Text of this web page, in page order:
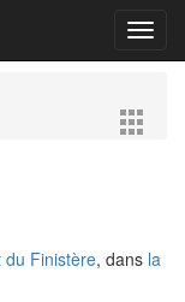
Finistère, dans la